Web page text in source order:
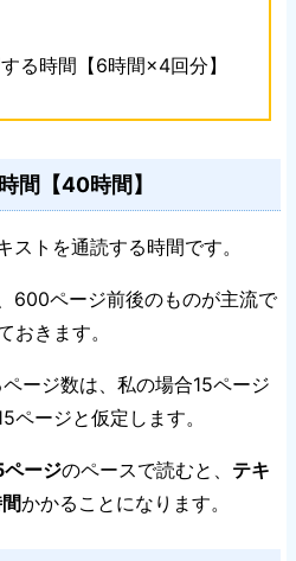
る時間【6時間×4回分】
間【40時間】
トを通読する時間です。
600ページ前後のものが主流で
おきます。
ージ数は、私の場合15ページ
ページと仮定します。
ページのペースで読むと、 テキ
かかることになります。